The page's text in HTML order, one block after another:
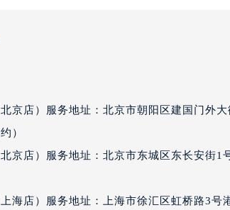
宁江区五环大街宝玑售后服务中心（需提前
平山区胜利路宝玑售后服务中心（需提前预
双塔区新华路宝玑售后服务中心（需提前预
振兴区七经街宝玑售后服务中心（需提前预
海州区解放大街宝玑售后服务中心（需提前
北京店）服务地址：北京市朝阳区建国门外
）
北京店）服务地址：北京市东城区东长安街
上海店）服务地址：上海市徐汇区虹桥路3